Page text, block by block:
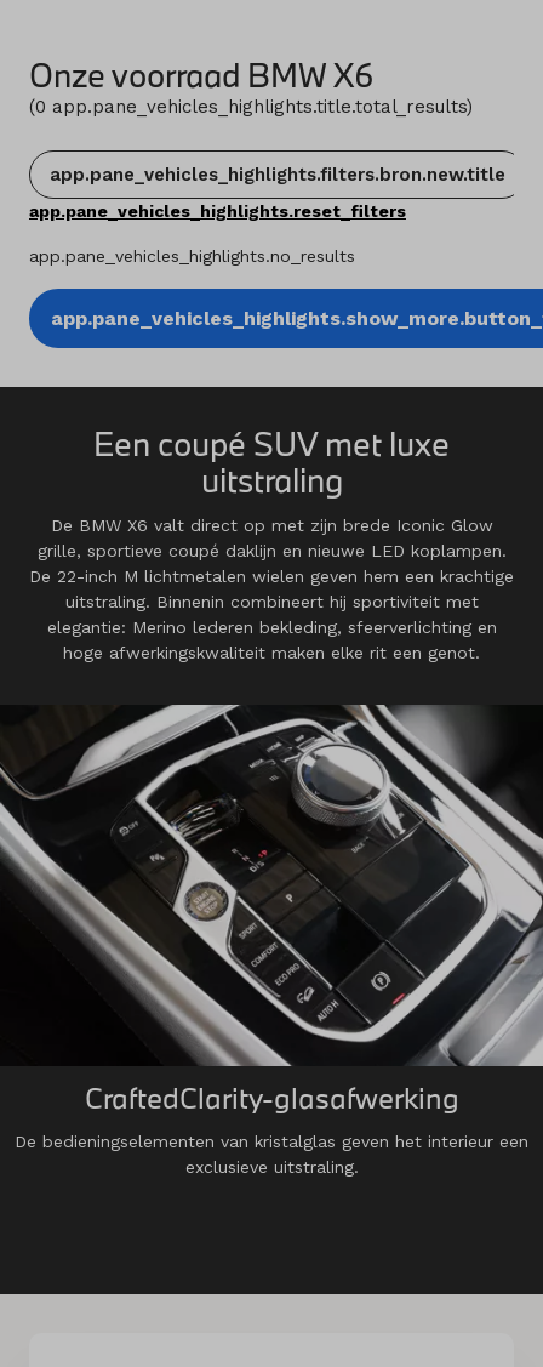
Onze voorraad BMW X6
(0 app.pane_vehicles_highlights.title.total_results)
app.pane_vehicles_highlights.filters.bron.new.title
app.pane_vehicles_highlights.reset_filters
app.pane_vehicles_highlights.no_results
Een coupé SUV met luxe
uitstraling
De BMW X6 valt direct op met zijn brede Iconic Glow
grille, sportieve coupé daklijn en nieuwe LED koplampen.
De 22-inch M lichtmetalen wielen geven hem een krachtige
uitstraling. Binnenin combineert hij sportiviteit met
elegantie: Merino lederen bekleding, sfeerverlichting en
hoge afwerkingskwaliteit maken elke rit een genot.
CraftedClarity-glasafwerking
De bedieningselementen van kristalglas geven het interieur een
exclusieve uitstraling.